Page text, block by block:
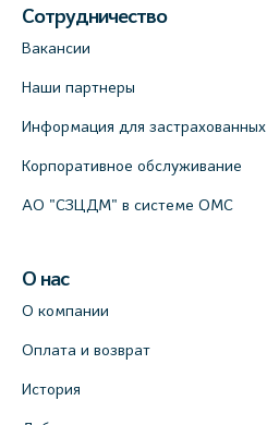
Сотрудничество
Вакансии
Наши партнеры
Информация для застрахованных
Корпоративное обслуживание
АО "СЗЦДМ" в системе ОМС
О нас
О компании
Оплата и возврат
История